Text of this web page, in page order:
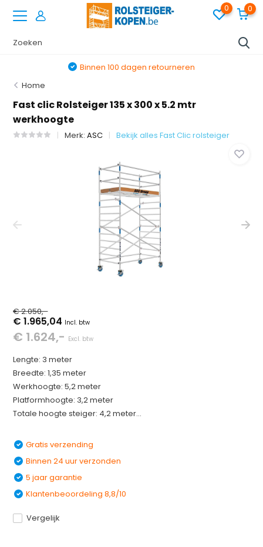
0 0
Binnen 100 dagen retourneren
Home
Fast clic Rolsteiger 135 x 300 x 5.2 mtr
werkhoogte
Merk:ASC Bekijk alles Fast Clic rolsteiger
€ 2.050,-
€ 1.965,04 Incl. btw
€ 1.624,- Excl. btw
Lengte: 3 meter
Breedte: 1,35 meter
Werkhoogte: 5,2 meter
Platformhoogte: 3,2 meter
Totale hoogte steiger: 4,2 meter...
Gratis verzending
Binnen 24 uur verzonden
5 jaar garantie
Klantenbeoordeling 8,8/10
Vergelijk